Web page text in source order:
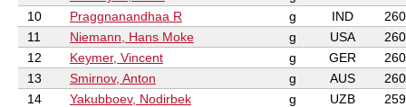
10
Praggnanandhaa R g IND
11
Niemann, Hans Moke g USA
12
Keymer, Vincent g GER
13
Smirnov, Anton g AUS
14
Yakubboev, Nodirbek g UZB